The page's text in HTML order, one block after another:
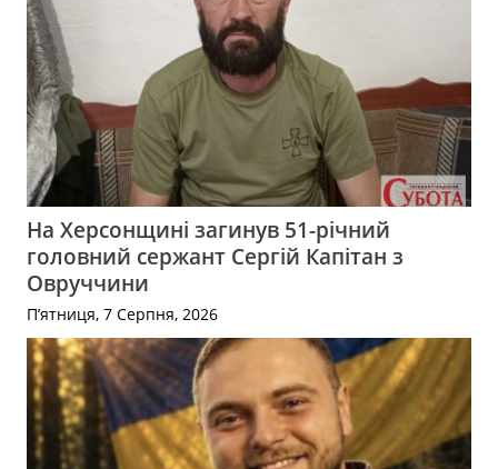
На Херсонщині загинув 51-річний
головний сержант Сергій Капітан з
Овруччини
П’ятниця, 7 Серпня, 2026